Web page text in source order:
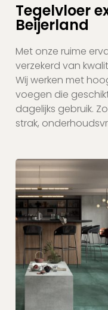
Tegelvloer
Beijerland
Met onze ruime
verzekerd van
Wij werken met
voegen die
dagelijks gebruik.
strak,